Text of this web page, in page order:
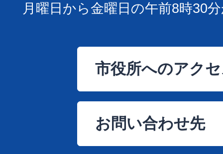
月曜日から金曜日の午前8時30
市役所へのアク
お問い合わせ先